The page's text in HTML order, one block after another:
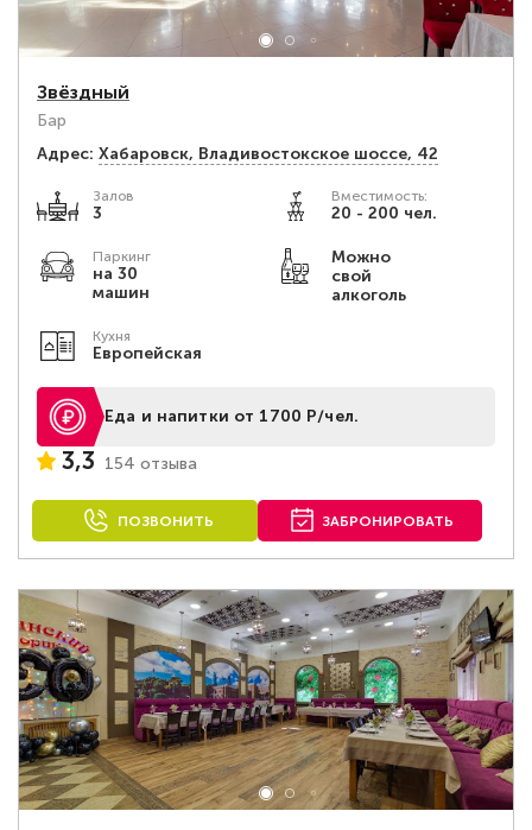
Звёздный
Бар
Адрес: Хабаровск, Владивостокское шоссе, 42
Залов
3
Вместимость:
20 - 200 чел.
Паркинг
на 30
машин
Можно
свой
алкоголь
Кухня
Европейская
Еда и напитки от 1700 Р/чел.
3,3 154 отзыва
ПОЗВОНИТЬ ЗАБРОНИРОВАТЬ